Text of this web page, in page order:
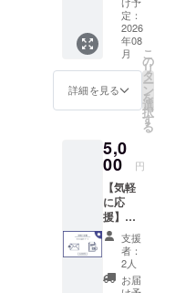
た、ロケッ
トなどの宇
宙機器の軌
ズムやプロ
発、地域に
おける宇宙
産業創出支
援など幅広
い事業を手
掛けている
のも特徴で
す。「わく
回人気
だった
リター
ンを、
今回も
皆さま
にお届
けしま
が一、
未確認
生命体
から
amulap
oへ何ら
かの接
触やそ
の兆候
がござ
定：
2026
年08
月
詳細を見る
こ
の
リ
タ
ー
ン
を
選
択
す
る
5,0
00 円
【気軽
に応
援】
amulap
oの取り
組みに
関し
て、年4
支援
者：
2人
お届